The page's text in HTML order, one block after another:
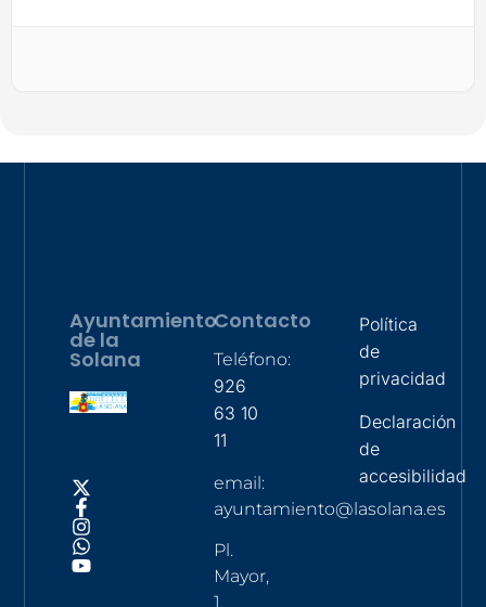
Ayuntamiento
de la
Solana
Contacto
Teléfono:
926
63 10
11
email:
ayuntamiento@lasolana.es
Pl.
Mayor,
1,
Política
de
privacidad
Declaración
de
accesibilidad